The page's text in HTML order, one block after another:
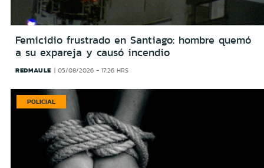
Femicidio frustrado en Santiago: hombre quemó
a su expareja y causó incendio
REDMAULE 05/08/2026 - 17:26 HRS
POLICIAL